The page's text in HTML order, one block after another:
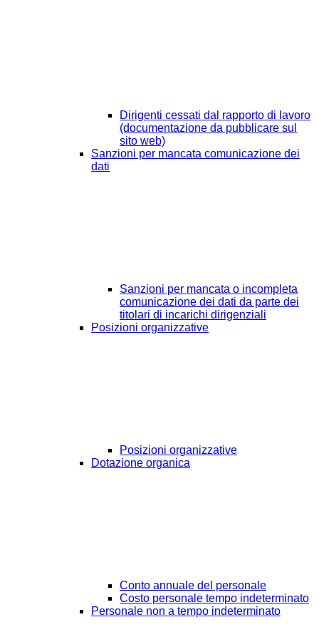
Dirigenti cessati dal rapporto di lavoro
(documentazione da pubblicare sul
sito web)
Sanzioni per mancata comunicazione dei
dati
Sanzioni per mancata o incompleta
comunicazione dei dati da parte dei
titolari di incarichi dirigenziali
Posizioni organizzative
Posizioni organizzative
Dotazione organica
Conto annuale del personale
Costo personale tempo indeterminato
Personale non a tempo indeterminato